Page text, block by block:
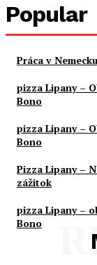
Popular
Práca v
pizza Lipany –
Bono
pizza Lipany –
Bono
Pizza Lipany –
zážitok
pizza Lipany –
Bono